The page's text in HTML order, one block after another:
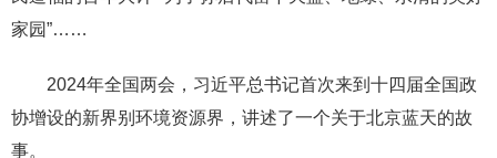
家园”……
2024年全国两会，习近平总书记首次来到十四届全国政
协增设的新界别环境资源界，讲述了一个关于北京蓝天的故
事。